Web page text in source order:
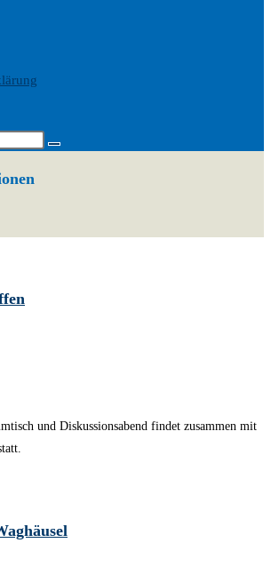
und Diskussionsabend findet zusammen mit